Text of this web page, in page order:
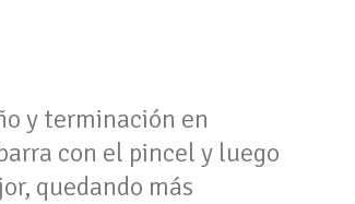
y terminación en
con el pincel y luego
quedando más